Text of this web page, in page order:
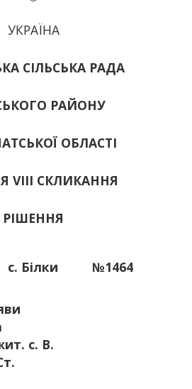
УКРАЇНА
СІЛЬСЬКА РАДА
РАЙОНУ
ОБЛАСТІ
VIII СКЛИКАННЯ
РІШЕННЯ
с. Білки №1464
с. В.